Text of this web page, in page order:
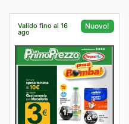
Valido fino al 16
ago
Nuovo!